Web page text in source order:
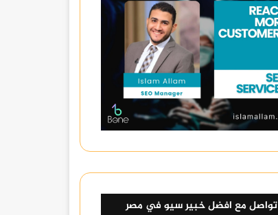
تواصل مع افضل خبير سيو في مصر